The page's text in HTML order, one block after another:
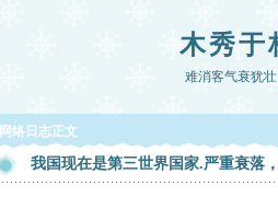
木秀于
难消客气衰犹
网络日志正文
我国现在是第三世界国家.严重衰落